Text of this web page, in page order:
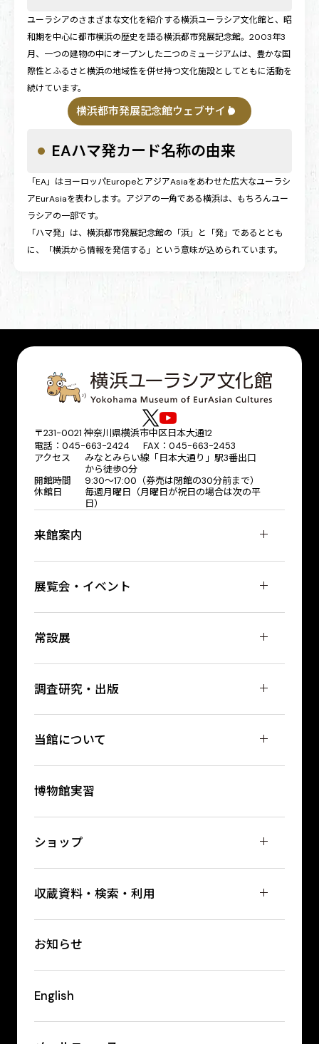
ユーラシアのさまざまな文化を紹介する横浜ユーラシア文化館と、昭
和期を中心に都市横浜の歴史を語る横浜都市発展記念館。2003年3
月、一つの建物の中にオープンした二つのミュージアムは、豊かな国
際性とふるさと横浜の地域性を併せ持つ文化施設としてともに活動を
続けています。
横浜都市発展記念館ウェブサイト
EAハマ発カード名称の由来
「EA」はヨーロッパEuropeとアジアAsiaをあわせた広大なユーラシ
アEurAsiaを表わします。アジアの一角である横浜は、もちろんユー
ラシアの一部です。
「ハマ発」は、横浜都市発展記念館の「浜」と「発」であるととも
に、「横浜から情報を発信する」という意味が込められています。
〒231-0021 神奈川県横浜市中区日本大通12
電話：045-663-2424 FAX：045-663-2453
アクセス
みなとみらい線「日本大通り」駅3番出口
から徒歩0分
開館時間
9:30～17:00（券売は閉館の30分前まで）
休館日
毎週月曜日（月曜日が祝日の場合は次の平
日）
来館案内
展覧会・イベント
常設展
調査研究・出版
当館について
博物館実習
ショップ
収蔵資料・検索・利用
お知らせ
English